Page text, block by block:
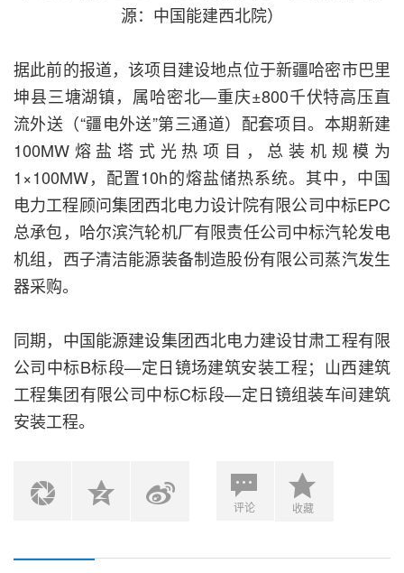
源：中国能建西北院）
据此前的报道，该项目建设地点位于新疆哈密市巴里
坤县三塘湖镇，属哈密北—重庆±800千伏特高压直
流外送（“疆电外送”第三通道）配套项目。本期新建
100MW熔盐塔式光热项目，总装机规模为
1×100MW，配置10h的熔盐储热系统。其中，中国
电力工程顾问集团西北电力设计院有限公司中标EPC
总承包，哈尔滨汽轮机厂有限责任公司中标汽轮发电
机组，西子清洁能源装备制造股份有限公司蒸汽发生
器采购。
同期，中国能源建设集团西北电力建设甘肃工程有限
公司中标B标段—定日镜场建筑安装工程；山西建筑
工程集团有限公司中标C标段—定日镜组装车间建筑
安装工程。
评论 收藏